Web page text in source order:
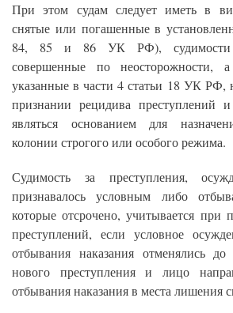
При этом судам следует иметь в
снятые или погашенные в
84, 85 и 86 УК РФ), судимости
совершенные по неосторожности,
указанные в части 4 статьи 18 УК РФ,
признании рецидива преступлений
являться основанием для
колонии строгого или особого режима.
Судимость за преступления,
признавалось условным либо
которые отсрочено, учитывается при
преступлений, если условное
отбывания наказания отменялись
нового преступления и лицо
отбывания наказания в места лишения